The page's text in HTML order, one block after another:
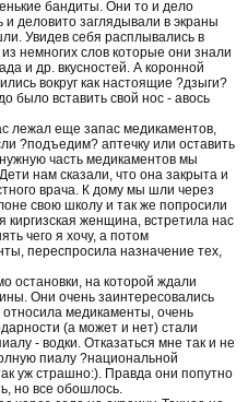
бандиты. Они то и дело
деловито заглядывали в экраны
Увидев себя расплывались в
немногих слов которые они знали
и др. вкусностей. А коронной
вокруг как настоящие ?дзыги?
было вставить свой нос - авось
лежал еще запас медикаментов,
?подъедим? аптечку или оставить
часть медикаментов мы
нам сказали, что она закрыта и
врача. К дому мы шли через
свою школу и так же попросили
женщина, встретила нас
чего я хочу, а потом
переспросила назначение тех,
остановки, на которой ждали
Они очень заинтересовались
относила медикаменты, очень
(а может и нет) стали
- водки. Отказаться мне так и не
пиалу ?национальной
уж страшно:). Правда они попутно
но все обошлось.